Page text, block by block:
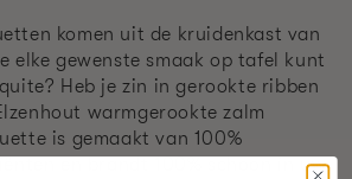
komen uit de kruidenkast van
elke gewenste smaak op tafel kunt
Heb je zin in gerookte ribben
warmgerookte zalm
is gemaakt van 100%
en brandt 100% schoon in uw